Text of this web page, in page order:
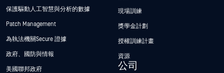
保護驅動人工智慧與分析的數據
Patch Management
為執法機關Secure 證據
政府、國防與情報
美國聯邦政府
現場訓練
獎學金計劃
授權訓練計畫
資源
公司